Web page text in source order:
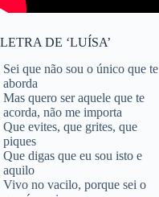
LETRA DE ‘LUÍSA’
Sei que não sou o único que te
aborda
Mas quero ser aquele que te
acorda, não me importa
Que evites, que grites, que
piques
Que digas que eu sou isto e
aquilo
Vivo no vacilo, porque sei o